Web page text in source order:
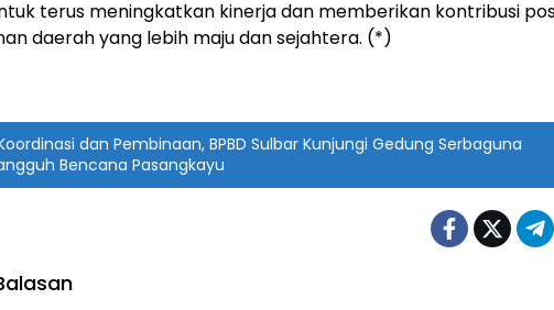
terus meningkatkan kinerja dan memberikan kontribusi
daerah yang lebih maju dan sejahtera. (*)
dan Pembinaan, BPBD Sulbar Kunjungi Gedung Serbaguna